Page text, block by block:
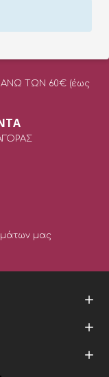
ΑΝΩ ΤΩΝ 60€ (έως
μας